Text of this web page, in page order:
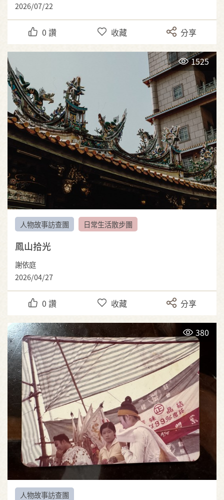
2026/07/22
0 讚 收藏 分享
1525
人物故事訪查團 日常生活散步團
鳳山拾光
謝依庭
2026/04/27
0 讚 收藏 分享
380
人物故事訪查團